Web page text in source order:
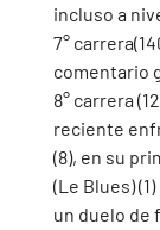
incluso a
7°
comentario
8° carrera
reciente
(8), en su
(Le Blues)
un duelo de